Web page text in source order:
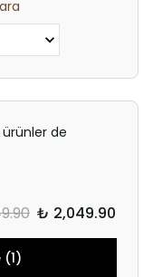
de
₺ 2,049.90
(1)